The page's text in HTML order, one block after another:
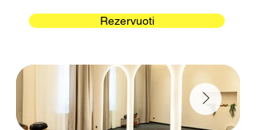
Rezervuoti